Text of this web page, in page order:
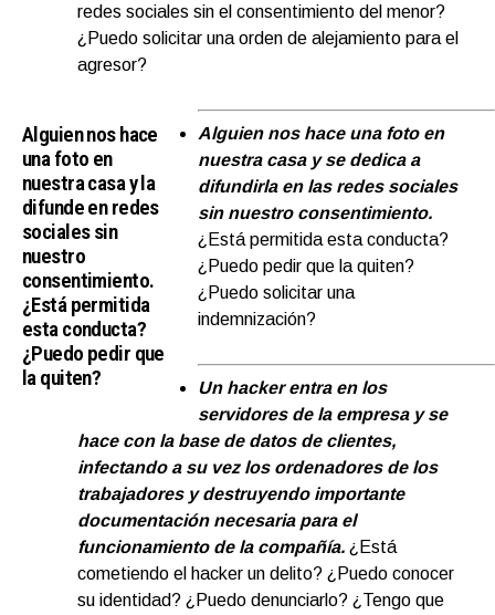
redes sociales sin el consentimiento del menor?
¿Puedo solicitar una orden de alejamiento para el
agresor?
Alguien nos hace
una foto en
nuestra casa y la
difunde en redes
sociales sin
nuestro
consentimiento.
¿Está permitida
esta conducta?
¿Puedo pedir que
la quiten?
Alguien nos hace una foto en
nuestra casa y se dedica a
difundirla en las redes sociales
sin nuestro consentimiento.
¿Está permitida esta conducta?
¿Puedo pedir que la quiten?
¿Puedo solicitar una
indemnización?
Un hacker entra en los
servidores de la empresa y se
hace con la base de datos de clientes,
infectando a su vez los ordenadores de los
trabajadores y destruyendo importante
documentación necesaria para el
funcionamiento de la compañía. ¿Está
cometiendo el hacker un delito? ¿Puedo conocer
su identidad? ¿Puedo denunciarlo? ¿Tengo que